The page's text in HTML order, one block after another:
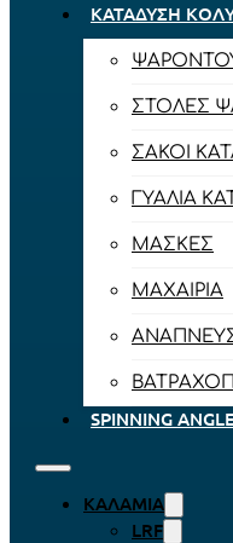
ΚΑΤΆΔΥΣΗ
ΣΤΟΛΈΣ
ΣΆΚΟΙ
ΓΥΑΛΙΆ
ΜΆΣΚΕΣ
ΜΑΧΑΊΡΙΑ
SPINNING
ΚΑΛΆΜΙΑ
LRF